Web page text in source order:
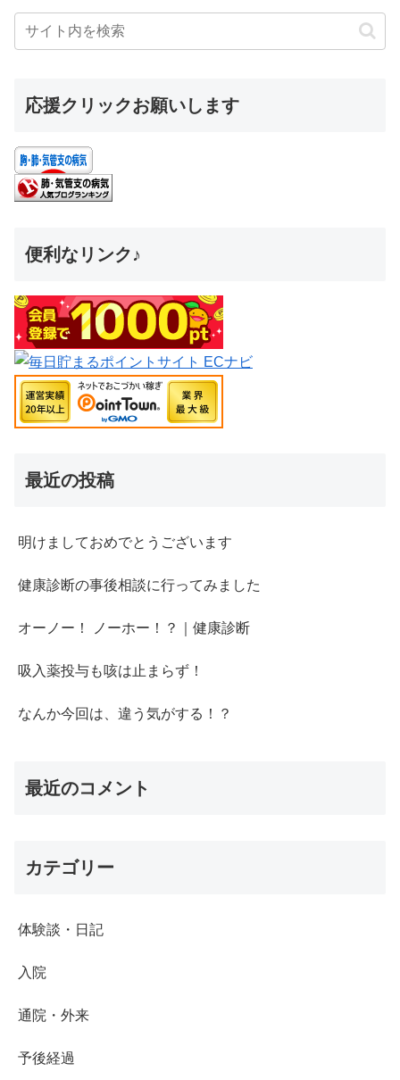
応援クリックお願いします
便利なリンク♪
最近の投稿
明けましておめでとうございます
健康診断の事後相談に行ってみました
オーノー！ ノーホー！？｜健康診断
吸入薬投与も咳は止まらず！
なんか今回は、違う気がする！？
最近のコメント
カテゴリー
体験談・日記
入院
通院・外来
予後経過